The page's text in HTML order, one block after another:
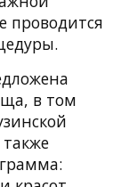
проводится
в том